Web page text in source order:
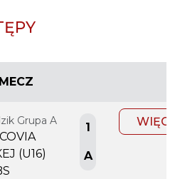
MECZ
Grupa A
(U16)
1
A